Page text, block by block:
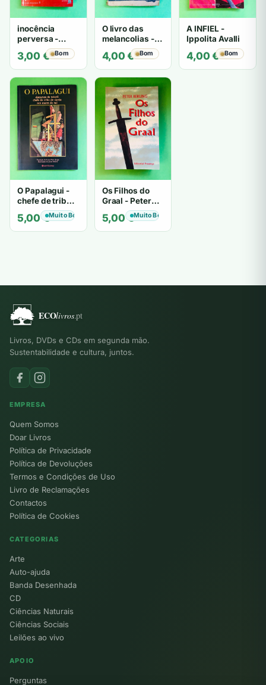
inocência
perversa -
PATRICIA
HIGHSMITH
3,00 € Bom
O livro das
melancolias -
Mantegazza
4,00€ Bom
A INFIEL -
Ippolita Avalli
4,00€ Bom
O Papalagui -
chefe de tribo
de tiavéa
5,00€Muito Bom
Os Filhos do
Graal - Peter
Berling
5,00€Muito Bom
Livros, DVDs e CDs em segunda mão.
Sustentabilidade e cultura, juntos.
EMPRESA
Quem Somos
Doar Livros
Política de Privacidade
Política de Devoluções
Termos e Condições de Uso
Livro de Reclamações
Contactos
Política de Cookies
CATEGORIAS
Arte
Auto-ajuda
Banda Desenhada
CD
Ciências Naturais
Ciências Sociais
Leilões ao vivo
APOIO
Perguntas